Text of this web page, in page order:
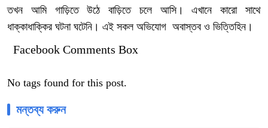
তখন আমি গাড়িতে উঠে বাড়িতে চলে আসি। এখানে কারো সাথে
ধাক্কাধাক্কির ঘটনা ঘটেনি। এই সকল অভিযোগ অবাস্তব ও ভিত্তিহিন।
Facebook Comments Box
No tags found for this post.
মন্তব্য করুন